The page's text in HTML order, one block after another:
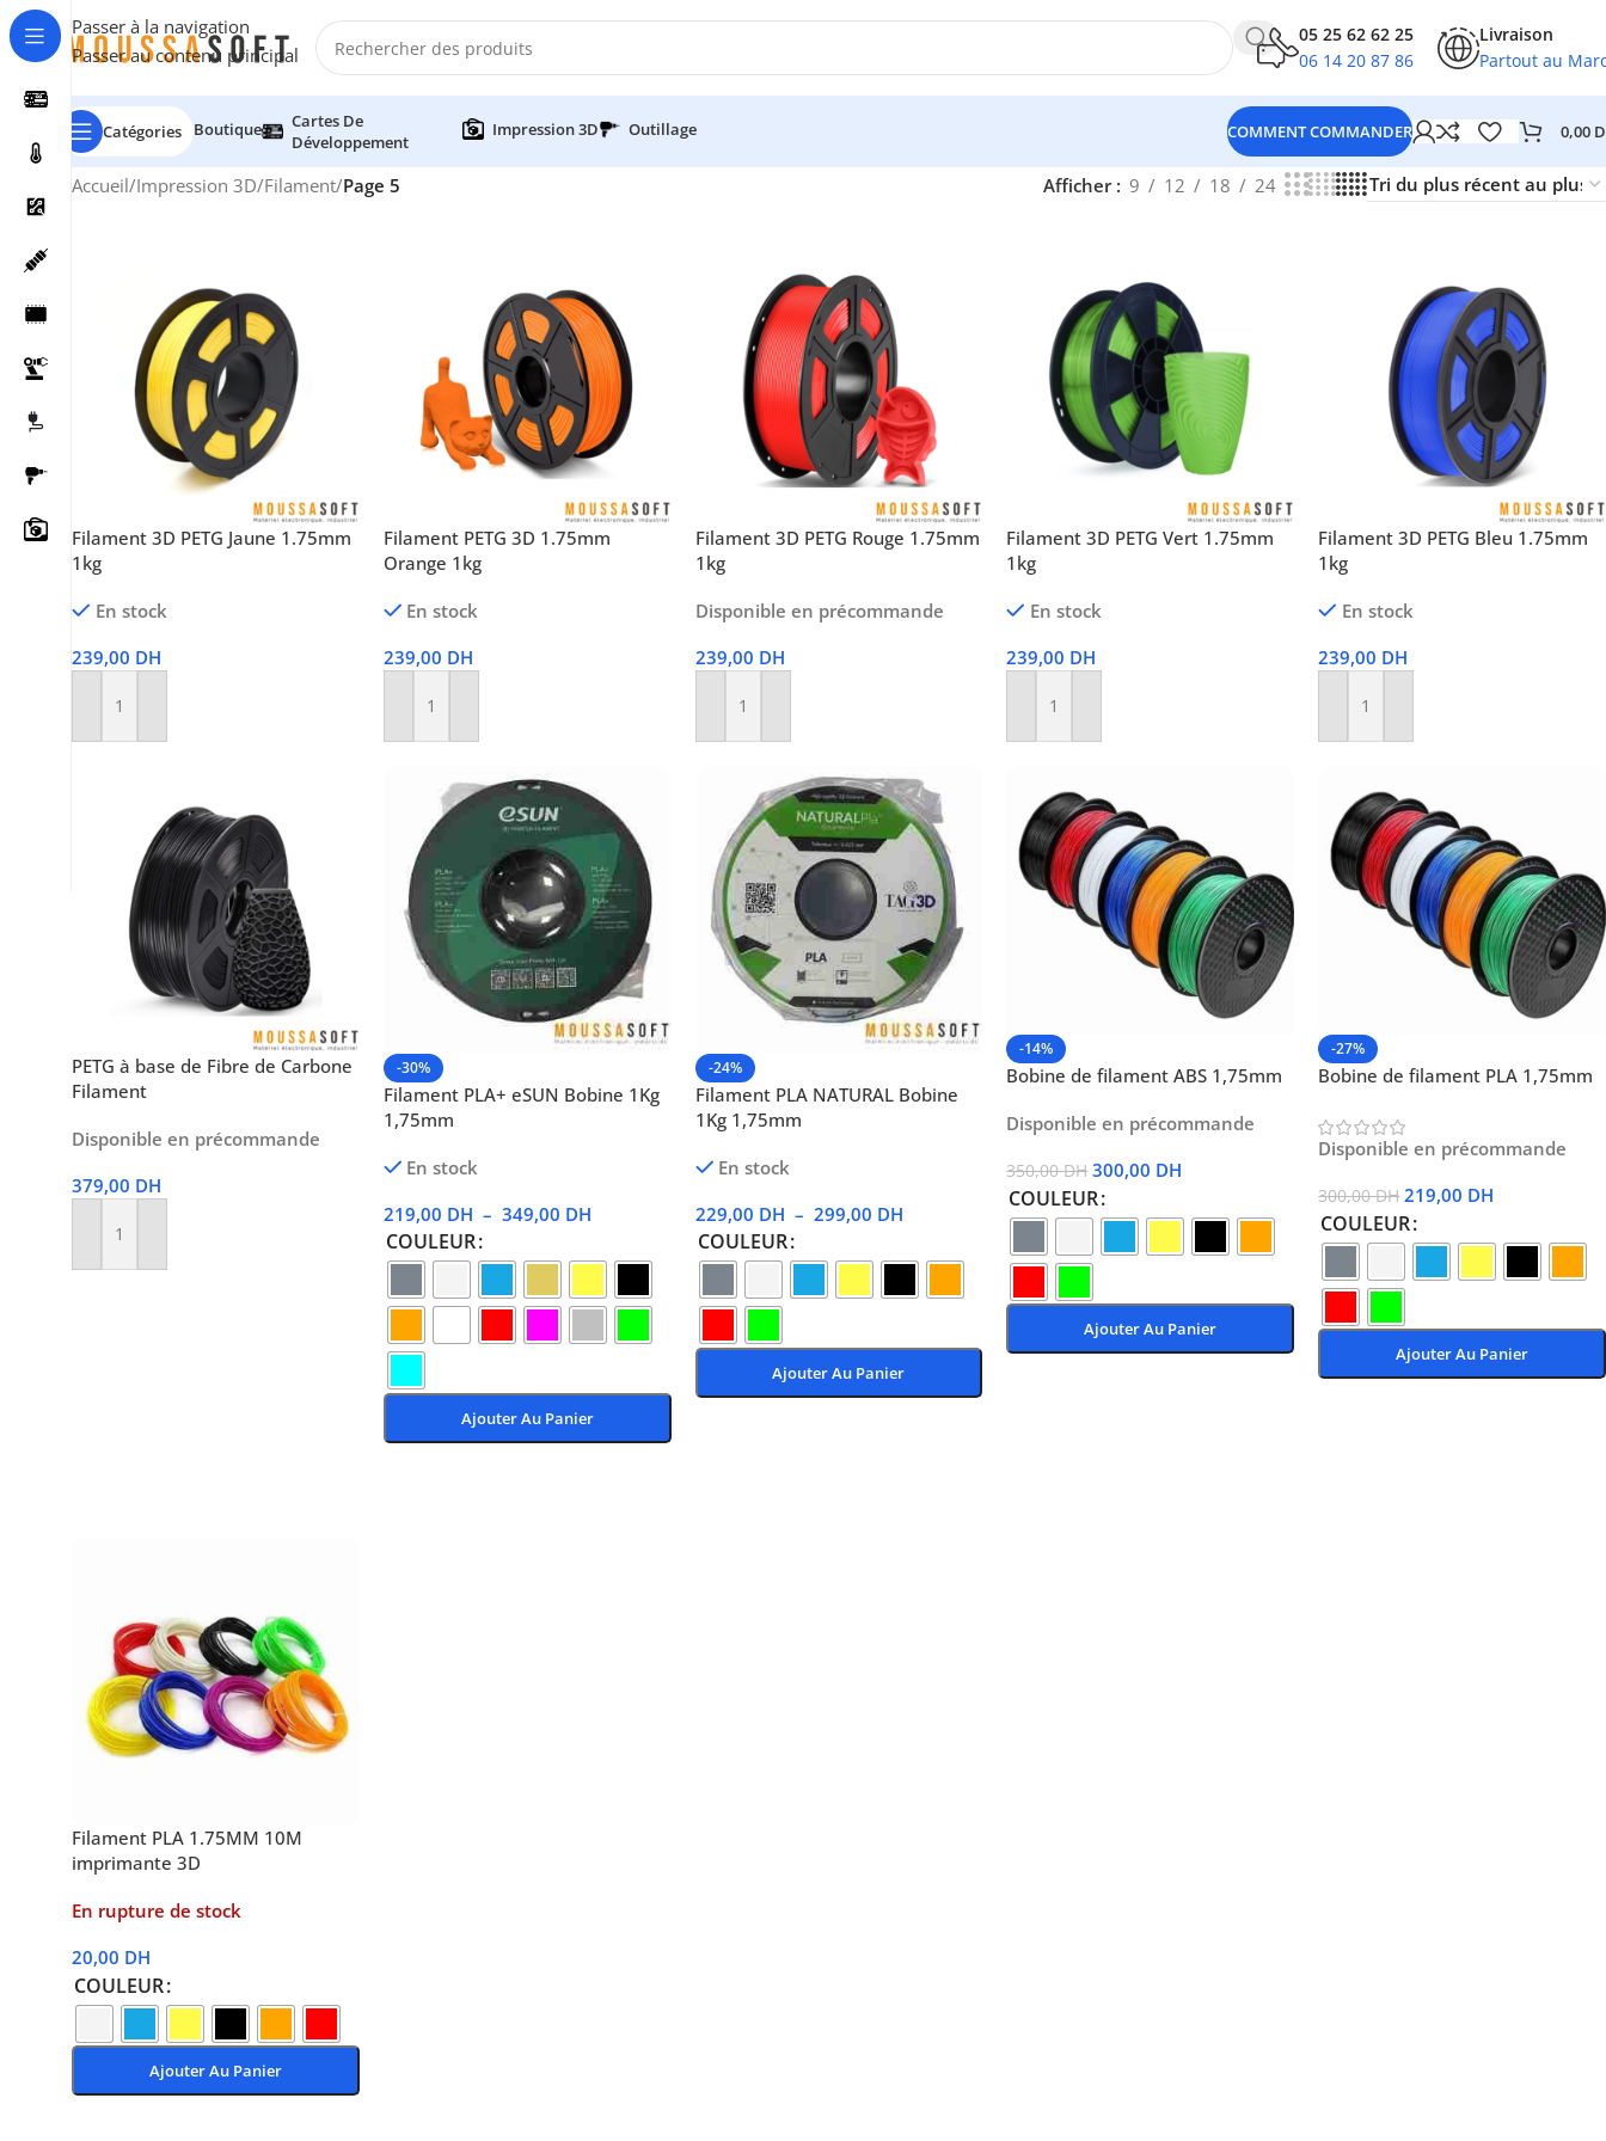
Passer à la navigation
Passer au contenu principal
06 14 20 87 86
05 25 62 62 25
06 14 20 87 86
Livraison
Partout au
Catégories Boutique
Cartes De
Développement
Impression 3D Outillage COMMENT COMMANDER 0,00
Accueil/Impression 3D/Filament/Page 5 Afficher 9 12 18 24
Filament 3D PETG Jaune 1.75mm
1kg
En stock
239,00 DH
Ajouter Au Panier
Filament PETG 3D 1.75mm
Orange 1kg
En stock
239,00 DH
Ajouter Au Panier
Filament 3D PETG Rouge 1.75mm
1kg
Disponible en précommande
239,00 DH
Ajouter Au Panier
Filament 3D PETG Vert 1.75mm
1kg
En stock
239,00 DH
Ajouter Au Panier
Filament 3D PETG Bleu 1.75mm
1kg
En stock
239,00 DH
Ajouter Au Panier
PETG à base de Fibre de Carbone
Filament
Disponible en précommande
379,00 DH
Ajouter Au Panier
-30%
Filament PLA+ eSUN Bobine 1Kg
1,75mm
En stock
219,00 DH – 349,00 DH
COULEUR
Ajouter Au Panier
-24%
Filament PLA NATURAL Bobine
1Kg 1,75mm
En stock
229,00 DH – 299,00 DH
COULEUR
Ajouter Au Panier
-14%
Bobine de filament ABS 1,75mm
Disponible en précommande
350,00DH 300,00 DH
COULEUR
Ajouter Au Panier
-27%
Bobine de filament PLA 1,75mm
Disponible en précommande
300,00DH 219,00 DH
COULEUR
Ajouter Au Panier
Filament PLA 1.75MM 10M
imprimante 3D
En rupture de stock
20,00 DH
COULEUR
Ajouter Au Panier